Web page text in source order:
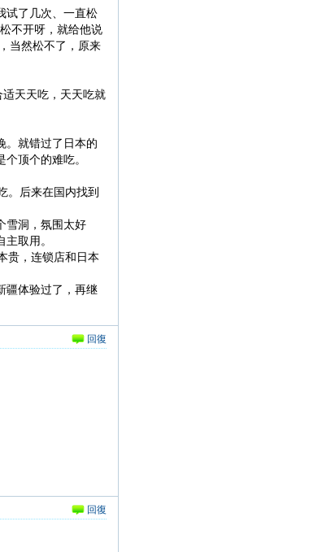
试了几次、一直松
不开呀，就给他说
当然松不了，原来
天天吃，天天吃就
。就错过了日本的
顶个的难吃。
。后来在国内找到
雪洞，氛围太好
取用。
贵，连锁店和日本
疆体验过了，再继
回復
回復